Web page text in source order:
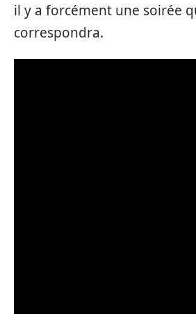
il y a forcément une soirée
correspondra.